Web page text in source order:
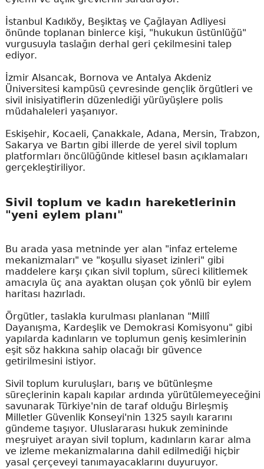
İstanbul Kadıköy, Beşiktaş ve Çağlayan Adliyesi
önünde toplanan binlerce kişi, "hukukun üstünlüğü"
vurgusuyla taslağın derhal geri çekilmesini talep
ediyor.
İzmir Alsancak, Bornova ve Antalya Akdeniz
Üniversitesi kampüsü çevresinde gençlik örgütleri ve
sivil inisiyatiflerin düzenlediği yürüyüşlere polis
müdahaleleri yaşanıyor.
Eskişehir, Kocaeli, Çanakkale, Adana, Mersin, Trabzon,
Sakarya ve Bartın gibi illerde de yerel sivil toplum
platformları öncülüğünde kitlesel basın açıklamaları
gerçekleştiriliyor.
Sivil toplum ve kadın hareketlerinin
"yeni eylem planı"
Bu arada yasa metninde yer alan "infaz erteleme
mekanizmaları" ve "koşullu siyaset izinleri" gibi
maddelere karşı çıkan sivil toplum, süreci kilitlemek
amacıyla üç ana ayaktan oluşan çok yönlü bir eylem
haritası hazırladı.
Örgütler, taslakla kurulması planlanan "Millî
Dayanışma, Kardeşlik ve Demokrasi Komisyonu" gibi
yapılarda kadınların ve toplumun geniş kesimlerinin
eşit söz hakkına sahip olacağı bir güvence
getirilmesini istiyor.
Sivil toplum kuruluşları, barış ve bütünleşme
süreçlerinin kapalı kapılar ardında yürütülemeyeceğini
savunarak Türkiye'nin de taraf olduğu Birleşmiş
Milletler Güvenlik Konseyi'nin 1325 sayılı kararını
gündeme taşıyor. Uluslararası hukuk zemininde
meşruiyet arayan sivil toplum, kadınların karar alma
ve izleme mekanizmalarına dahil edilmediği hiçbir
yasal çerçeveyi tanımayacaklarını duyuruyor.